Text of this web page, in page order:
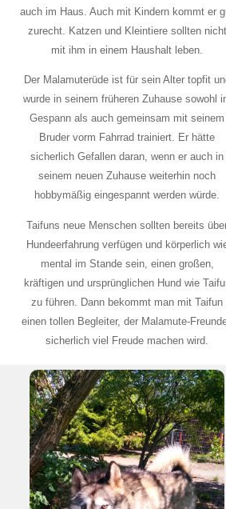
auch im Haus. Auch mit Kindern kommt er
zurecht. Katzen und Kleintiere sollten nicht
mit ihm in einem Haushalt leben.
Der Malamuterüde ist für sein Alter topfit
wurde in seinem früheren Zuhause sowohl
Gespann als auch gemeinsam mit seinem
Bruder vorm Fahrrad trainiert. Er hätte
sicherlich Gefallen daran, wenn er auch in
seinem neuen Zuhause weiterhin noch
hobbymäßig eingespannt werden würde.
Taifuns neue Menschen sollten bereits
Hundeerfahrung verfügen und körperlich
mental im Stande sein, einen großen,
kräftigen und ursprünglichen Hund wie
zu führen. Dann bekommt man mit Taifun
einen tollen Begleiter, der Malamute-
sicherlich viel Freude machen wird.